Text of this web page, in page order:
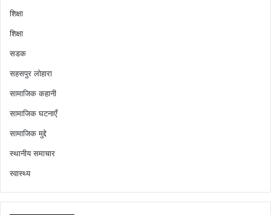
शिक्षा
शिक्षा
सडक
सहसपुर लोहारा
सामाजिक कहानी
सामाजिक घटनाएँ
सामाजिक मुद्दे
स्थानीय समाचार
स्वास्थ्य